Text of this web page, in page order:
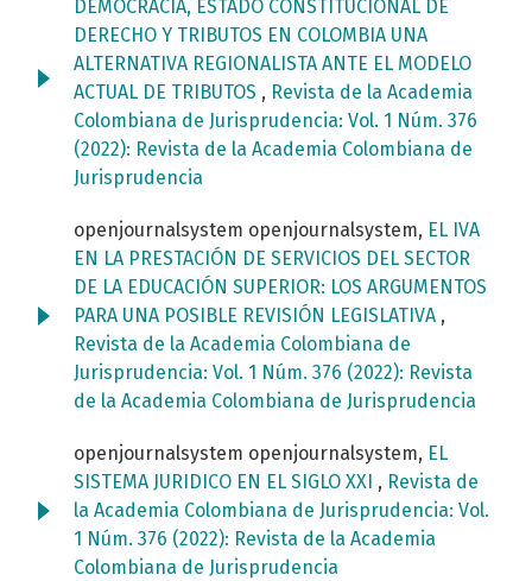
DEMOCRACIA, ESTADO CONSTITUCIONAL DE
DERECHO Y TRIBUTOS EN COLOMBIA UNA
ALTERNATIVA REGIONALISTA ANTE EL MODELO
ACTUAL DE TRIBUTOS , Revista de la Academia
Colombiana de Jurisprudencia: Vol. 1 Núm. 376
(2022): Revista de la Academia Colombiana de
Jurisprudencia
openjournalsystem openjournalsystem, EL IVA
EN LA PRESTACIÓN DE SERVICIOS DEL SECTOR
DE LA EDUCACIÓN SUPERIOR: LOS ARGUMENTOS
PARA UNA POSIBLE REVISIÓN LEGISLATIVA ,
Revista de la Academia Colombiana de
Jurisprudencia: Vol. 1 Núm. 376 (2022): Revista
de la Academia Colombiana de Jurisprudencia
openjournalsystem openjournalsystem, EL
SISTEMA JURIDICO EN EL SIGLO XXI , Revista de
la Academia Colombiana de Jurisprudencia: Vol.
1 Núm. 376 (2022): Revista de la Academia
Colombiana de Jurisprudencia